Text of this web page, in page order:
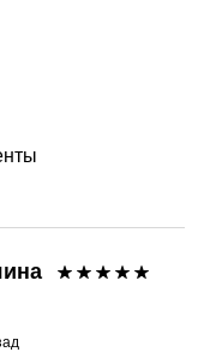
парк.
3
площади
путешествующих
что позволит
есть
на одном из
жилым